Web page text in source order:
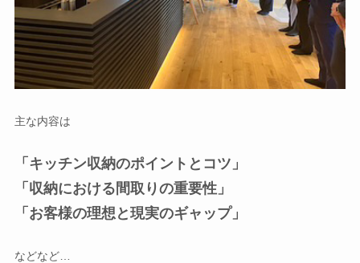
主な内容は
「キッチン収納のポイントとコツ」
「収納における間取りの重要性」
「お客様の理想と現実のギャップ」
などなど…